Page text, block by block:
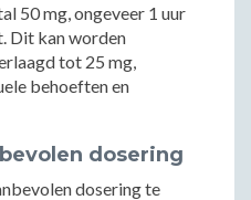
50 mg, ongeveer 1 uur
Dit kan worden
tot 25 mg,
behoeften en
dosering
dosering te